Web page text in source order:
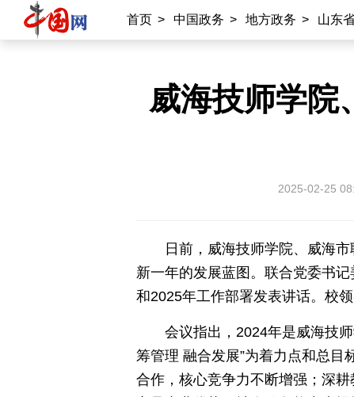
首页 > 中国政务 > 地方政务 > 山东
中国湖北 中部纵览
威海技师学院
2025-02-25
日前，威海技师学院、威海
新一年的发展蓝图。联合党委书
和2025年工作部署发表讲话。校
会议指出，2024年是威海技
筹管理 融合发展”为着力点和总
合作，核心竞争力不断增强；深